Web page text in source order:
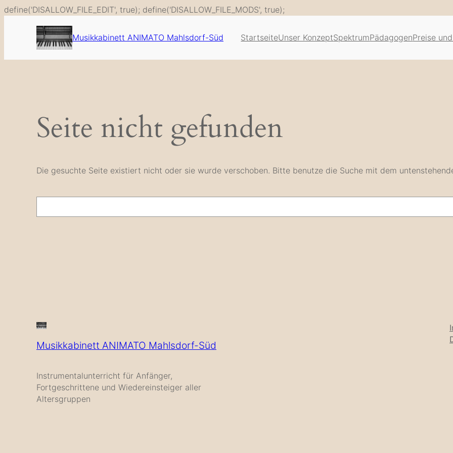
define('DISALLOW_FILE_EDIT', true); define('DISALLOW_FILE_MODS', true);
springen
Musikkabinett ANIMATO Mahlsdorf-Süd StartseiteUnser KonzeptSpektrumPädagogenPreise
Seite nicht gefunden
Die gesuchte Seite existiert nicht oder sie wurde verschoben. Bitte benutze die Suche mit dem
Musikkabinett ANIMATO Mahlsdorf-Süd
Instrumentalunterricht für Anfänger,
Fortgeschrittene und Wiedereinsteiger aller
Altersgruppen